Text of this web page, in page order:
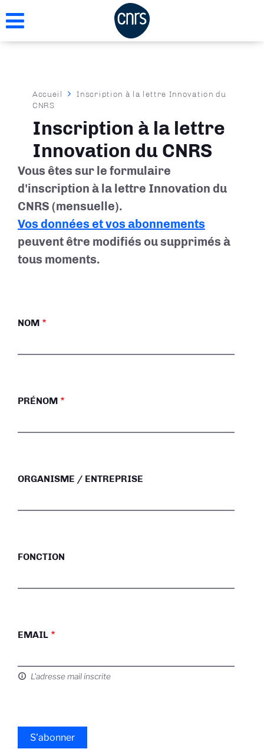
au
Fil
d'Ariane
Accueil
Inscription à la lettre Innovation du
CNRS
Inscription à la lettre
Innovation du CNRS
Vous êtes sur le formulaire
d'inscription à la lettre Innovation du
CNRS (mensuelle).
Vos données et vos abonnements
peuvent être modifiés ou supprimés à
tous moments.
NOM
PRÉNOM
ORGANISME / ENTREPRISE
FONCTION
EMAIL
L'adresse mail inscrite